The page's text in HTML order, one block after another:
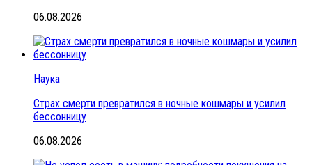
06.08.2026
Наука
Страх смерти превратился в ночные кошмары и усилил
бессонницу
06.08.2026